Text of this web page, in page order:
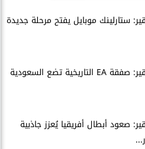
ستارلينك موبايل يفتح مرحلة جديدة
سامر شقير: صفقة EA التاريخية تضع السعودية
صعود أبطال أفريقيا يُعزز جاذبية